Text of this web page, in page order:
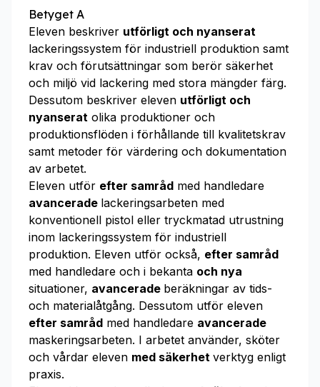
Betyget A
Eleven beskriver utförligt och nyanserat
lackeringssystem för industriell produktion samt
krav och förutsättningar som berör säkerhet
och miljö vid lackering med stora mängder färg.
Dessutom beskriver eleven utförligt och
nyanserat olika produktioner och
produktionsflöden i förhållande till kvalitetskrav
samt metoder för värdering och dokumentation
av arbetet.
Eleven utför efter samråd med handledare
avancerade lackeringsarbeten med
konventionell pistol eller tryckmatad utrustning
inom lackeringssystem för industriell
produktion. Eleven utför också, efter samråd
med handledare och i bekanta och nya
situationer, avancerade beräkningar av tids-
och materialåtgång. Dessutom utför eleven
efter samråd med handledare avancerade
maskeringsarbeten. I arbetet använder, sköter
och vårdar eleven med säkerhet verktyg enligt
praxis.